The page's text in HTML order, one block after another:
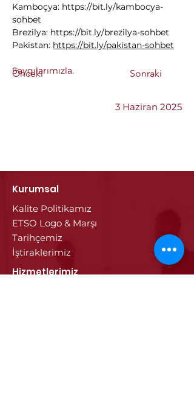
Önceki Sonraki
Kamboçya: https://bit.ly/kambocya-
sohbet
Brezilya: https://bit.ly/brezilya-sohbet
Pakistan: https://bit.ly/pakistan-sohbet
Saygılarımızla.
3 Haziran 2025
Kurumsal
Kalite Politikamız
ETSO Logo & Marşı
Tarihçemiz
İştiraklerimiz
Hizmetlerimiz